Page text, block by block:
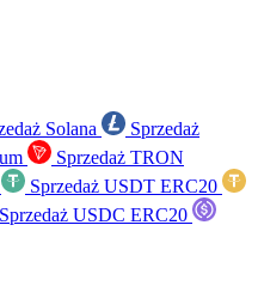
Solana
Sprzedaż
Sprzedaż TRON
Sprzedaż USDT ERC20
Sprzedaż USDC ERC20